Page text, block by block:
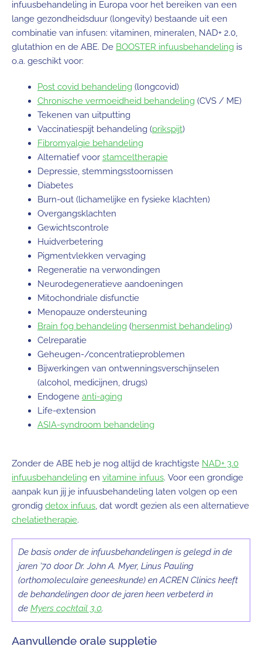
infuusbehandeling in Europa voor het bereiken van een
lange gezondheidsduur (longevity) bestaande uit een
combinatie van infusen: vitaminen, mineralen, NAD+ 2.0,
glutathion en de ABE. De BOOSTER infuusbehandeling is
o.a. geschikt voor:
Post covid behandeling(longcovid)
Chronische vermoeidheid behandeling(CVS / ME)
Tekenen van uitputting
Vaccinatiespijt behandeling (prikspijt)
Fibromyalgie behandeling
Alternatief voor stamceltherapie
Depressie, stemmingsstoornissen
Diabetes
Burn-out (lichamelijke en fysieke klachten)
Overgangsklachten
Gewichtscontrole
Huidverbetering
Pigmentvlekken vervaging
Regeneratie na verwondingen
Neurodegeneratieve aandoeningen
Mitochondriale disfunctie
Menopauze ondersteuning
Brain fog behandeling(hersenmist behandeling)
Celreparatie
Geheugen-/concentratieproblemen
Bijwerkingen van ontwenningsverschijnselen
(alcohol, medicijnen, drugs)
Endogene anti-aging
Life-extension
ASIA-syndroom behandeling
Zonder de ABE heb je nog altijd de krachtigste NAD+ 3.0
infuusbehandeling en vitamine infuus. Voor een grondige
aanpak kun jij je infuusbehandeling laten volgen op een
grondig detox infuus , dat wordt gezien als een alternatieve
chelatietherapie.
De basis onder de infuusbehandelingen is gelegd in de
jaren ’70 door Dr. John A. Myer, Linus Pauling
(orthomoleculaire geneeskunde) en ACREN Clinics heeft
de behandelingen door de jaren heen verbeterd in
de Myers cocktail 3.0.
Aanvullende orale suppletie